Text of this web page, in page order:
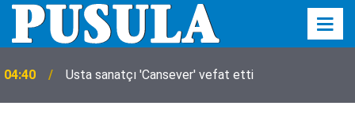
04:40 Usta sanatçı 'Cansever' vefat etti